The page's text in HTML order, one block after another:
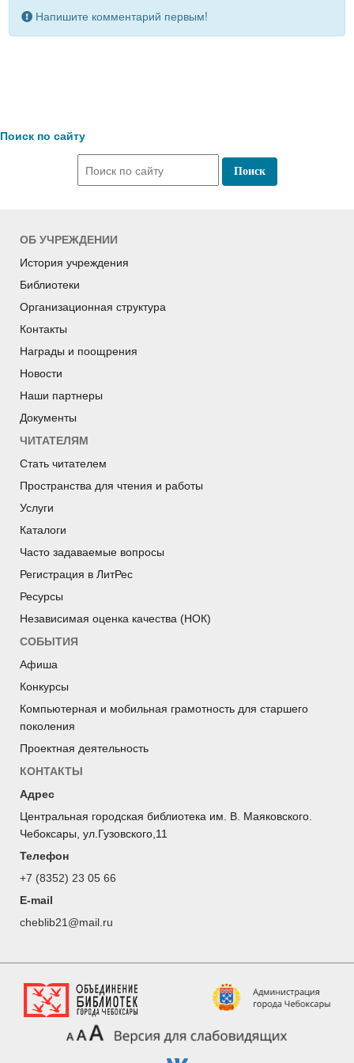
Напишите комментарий первым!
Поиск по сайту
ОБ УЧРЕЖДЕНИИ
История учреждения
Библиотеки
Организационная структура
Контакты
Награды и поощрения
Новости
Наши партнеры
Документы
ЧИТАТЕЛЯМ
Стать читателем
Пространства для чтения и работы
Услуги
Каталоги
Часто задаваемые вопросы
Регистрация в ЛитРес
Ресурсы
Независимая оценка качества (НОК)
СОБЫТИЯ
Афиша
Конкурсы
Компьютерная и мобильная грамотность для старшего
поколения
Проектная деятельность
КОНТАКТЫ
Адрес
Центральная городская библиотека им. В. Маяковского.
Чебоксары, ул.Гузовского,11
Телефон
+7 (8352) 23 05 66
E-mail
cheblib21@mail.ru